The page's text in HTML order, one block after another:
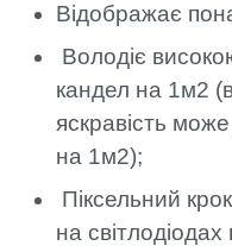
Відображає
Володіє
кандел на 1м2
яскравість
на 1м2);
Піксельний
на